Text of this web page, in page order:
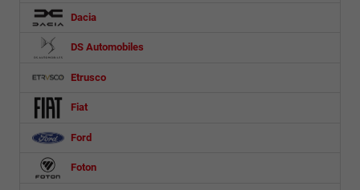
Dacia
DS Automobiles
Etrusco
Fiat
Ford
Foton